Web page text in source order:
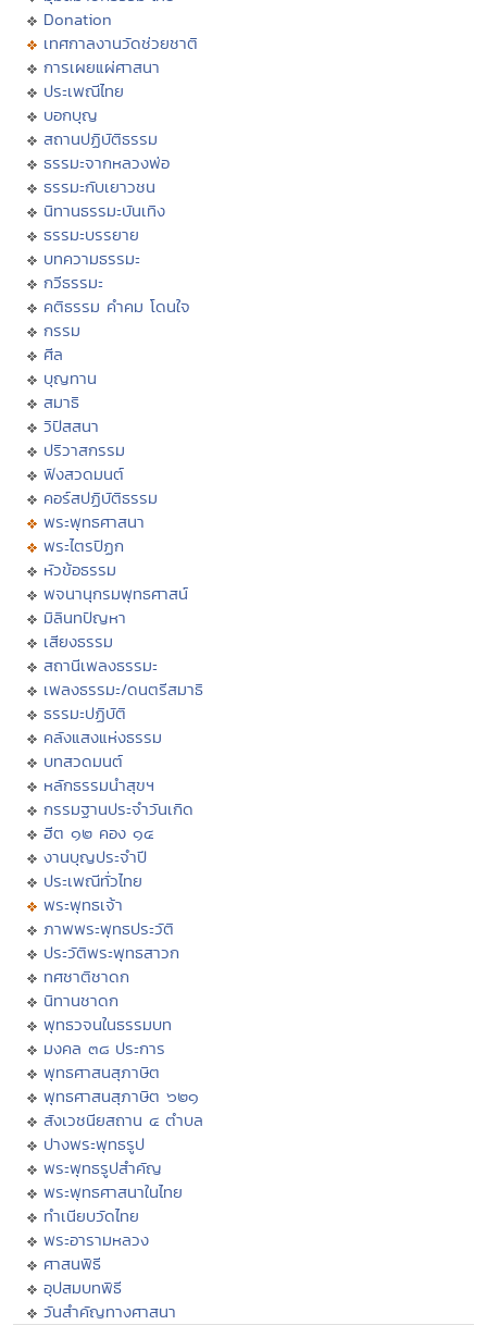
Donation
เทศกาลงานวัดช่วยชาติ
การเผยแผ่ศาสนา
ประเพณีไทย
บอกบุญ
สถานปฏิบัติธรรม
ธรรมะจากหลวงพ่อ
ธรรมะกับเยาวชน
นิทานธรรมะบันเทิง
ธรรมะบรรยาย
บทความธรรมะ
กวีธรรมะ
คติธรรม คำคม โดนใจ
กรรม
ศีล
บุญทาน
สมาธิ
วิปัสสนา
ปริวาสกรรม
ฟังสวดมนต์
คอร์สปฏิบัติธรรม
พระพุทธศาสนา
พระไตรปิฏก
หัวข้อธรรม
พจนานุกรมพุทธศาสน์
มิลินทปัญหา
เสียงธรรม
สถานีเพลงธรรมะ
เพลงธรรมะ/ดนตรีสมาธิ
ธรรมะปฏิบัติ
คลังแสงแห่งธรรม
บทสวดมนต์
หลักธรรมนำสุขฯ
กรรมฐานประจำวันเกิด
ฮีต ๑๒ คอง ๑๔
งานบุญประจำปี
ประเพณีทั่วไทย
พระพุทธเจ้า
ภาพพระพุทธประวัติ
ประวัติพระพุทธสาวก
ทศชาติชาดก
นิทานชาดก
พุทธวจนในธรรมบท
มงคล ๓๘ ประการ
พุทธศาสนสุภาษิต
พุทธศาสนสุภาษิต ๖๒๑
สังเวชนียสถาน ๔ ตำบล
ปางพระพุทธรูป
พระพุทธรูปสำคัญ
พระพุทธศาสนาในไทย
ทำเนียบวัดไทย
พระอารามหลวง
ศาสนพิธี
อุปสมบทพิธี
วันสำคัญทางศาสนา